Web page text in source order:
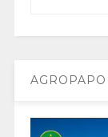
AGROPAPO